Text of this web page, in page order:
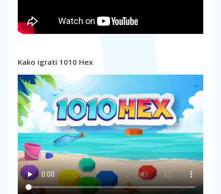
Kako igrati 1010 Hex